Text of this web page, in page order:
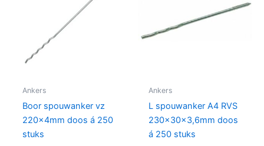
Ankers
Boor spouwanker vz
220x4mm doos á 250
stuks
Ankers
L spouwanker A4 RVS
230x30x3,6mm doos
á 250 stuks